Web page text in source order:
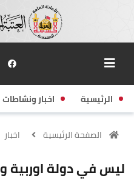
الرئيسية اخبار ونشاطات
الصفحة الرئيسية اخبار
ليس في دولة اوربية